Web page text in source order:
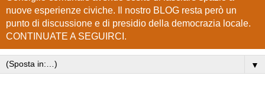
nuove esperienze civiche. Il nostro BLOG resta però un
punto di discussione e di presidio della democrazia locale.
CONTINUATE A SEGUIRCI.
▼